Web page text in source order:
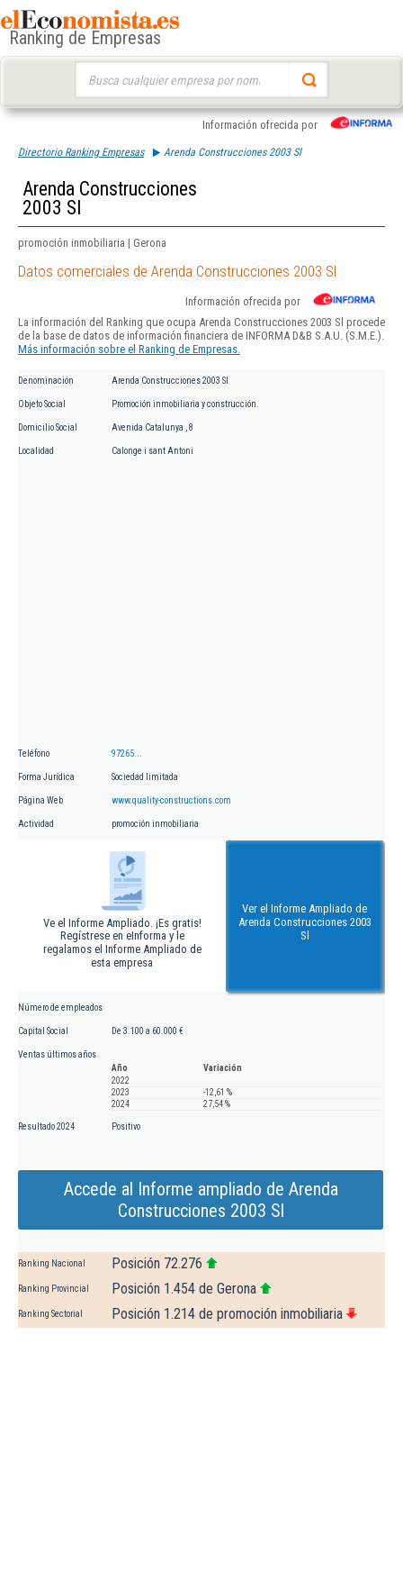
Ranking de Empresas
Información ofrecida por
Directorio Ranking Empresas Arenda Construcciones 2003 Sl
Arenda Construcciones
2003 Sl
promoción inmobiliaria | Gerona
Datos comerciales de Arenda Construcciones 2003 Sl
Información ofrecida por
La información del Ranking que ocupa Arenda Construcciones 2003 Sl procede
de la base de datos de información financiera de INFORMA D&B S.A.U. (S.M.E.).
Más información sobre el Ranking de Empresas.
Denominación Arenda Construcciones 2003 Sl
Objeto Social Promoción inmobiliaria y construcción.
Domicilio Social Avenida Catalunya , 8
Localidad Calonge i sant Antoni
Teléfono 97265...
Forma Jurídica Sociedad limitada
Página Web www.quality-constructions.com
Actividad promoción inmobiliaria
Ve el Informe Ampliado. ¡Es gratis!
Regístrese en eInforma y le
regalamos el Informe Ampliado de
esta empresa
Ver el Informe Ampliado de
Arenda Construcciones 2003
Sl
Número de empleados
Capital Social De 3.100 a 60.000 €
Ventas últimos años
Año
Variación
2022
2023
-12,61 %
2024
27,54 %
Resultado 2024 Positivo
Accede al Informe ampliado de Arenda
Construcciones 2003 Sl
Ranking Nacional Posición 72.276
Ranking Provincial Posición 1.454 de Gerona
Ranking Sectorial Posición 1.214 de promoción inmobiliaria